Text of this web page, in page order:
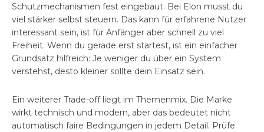
Schutzmechanismen fest eingebaut. Bei Elon musst du
viel stärker selbst steuern. Das kann für erfahrene Nutzer
interessant sein, ist für Anfänger aber schnell zu viel
Freiheit. Wenn du gerade erst startest, ist ein einfacher
Grundsatz hilfreich: Je weniger du über ein System
verstehst, desto kleiner sollte dein Einsatz sein.
Ein weiterer Trade-off liegt im Themenmix. Die Marke
wirkt technisch und modern, aber das bedeutet nicht
automatisch faire Bedingungen in jedem Detail. Prüfe